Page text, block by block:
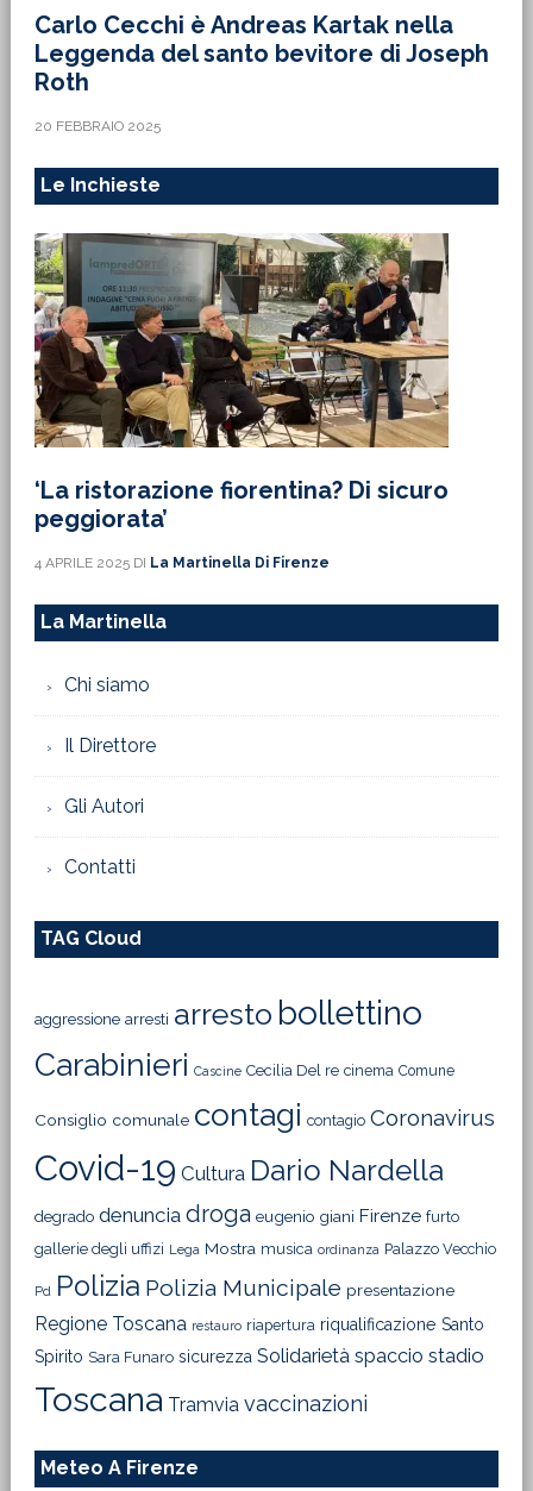
Carlo Cecchi è Andreas Kartak nella
Leggenda del santo bevitore di Joseph
Roth
20 FEBBRAIO 2025
Le Inchieste
‘La ristorazione fiorentina? Di sicuro
peggiorata’
4 APRILE 2025DI La Martinella Di Firenze
La Martinella
Chi siamo
Il Direttore
Gli Autori
Contatti
TAG Cloud
aggressione arresti arresto bollettino
Carabinieri Cascine Cecilia Del re cinema Comune
Consiglio comunale contagi contagio Coronavirus
Covid-19 Cultura Dario Nardella
degrado denuncia droga eugenio giani Firenze furto
gallerie degli uffizi Lega Mostra musica ordinanza Palazzo Vecchio
Pd Polizia Polizia Municipale presentazione
Regione Toscana restauro riapertura riqualificazione Santo
Spirito Sara Funaro sicurezza Solidarietà spaccio stadio
Toscana Tramvia vaccinazioni
Meteo A Firenze